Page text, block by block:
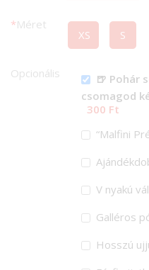
*Méret
XS S
Opcionális
🍺 Pohár
csomagod
300 Ft
“Malfini
V nyakú
Galléros
Hosszú